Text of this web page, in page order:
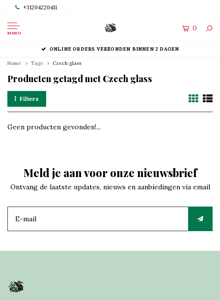
+31204220411
MENU
0
ONLINE ORDERS VERZONDEN BINNEN 2 DAGEN
Home Tags Czech glass
Producten getagd met Czech glass
Filters
Geen producten gevonden!...
Meld je aan voor onze nieuwsbrief
Ontvang de laatste updates, nieuws en aanbiedingen via email